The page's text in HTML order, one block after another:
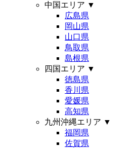
中国エリア ▼
広島県
岡山県
山口県
鳥取県
島根県
四国エリア ▼
徳島県
香川県
愛媛県
高知県
九州沖縄エリア ▼
福岡県
佐賀県